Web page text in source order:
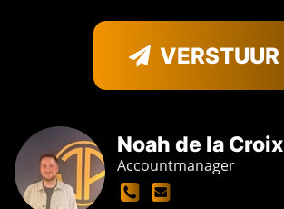
Noah de la Croix
Accountmanager
VERSTUUR